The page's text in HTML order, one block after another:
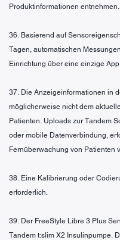
Produktinformationen entnehmen.
36. Basierend auf
Tagen, automatischen
Einrichtung über eine einzige App
37. Die Anzeigeinformationen in
möglicherweise nicht dem
Patienten. Uploads zur Tandem
oder mobile Datenverbindung,
Fernüberwachung von Patienten
38. Eine Kalibrierung oder
erforderlich.
39. Der FreeStyle Libre 3 Plus
Tandem t:slim X2 Insulinpumpe.